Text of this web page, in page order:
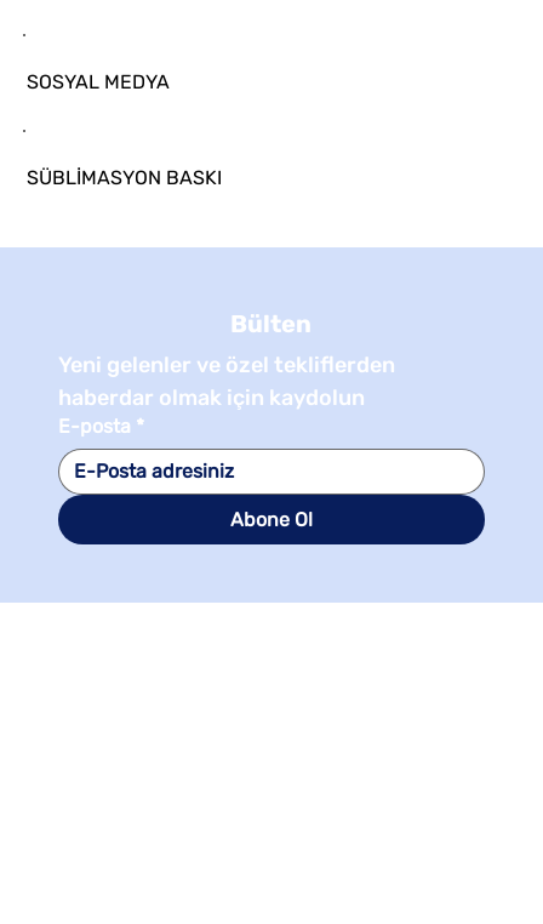
SOSYAL MEDYA
SÜBLİMASYON BASKI
Bülten
Yeni gelenler ve özel tekliflerden
haberdar olmak için kaydolun
E-posta *
Abone Ol